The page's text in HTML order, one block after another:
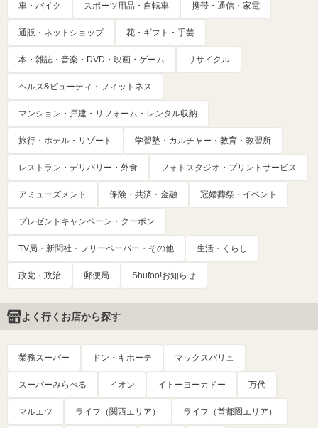
車・バイク スポーツ用品・自転車 携帯・通信・家電
通販・ネットショップ 花・ギフト・手芸
本・雑誌・音楽・DVD・映画・ゲーム リサイクル
ヘルス&ビューティ・フィットネス
マンション・戸建・リフォーム・レンタル収納
旅行・ホテル・リゾート 学習塾・カルチャー・教育・教習所
レストラン・デリバリー・外食 フォトスタジオ・プリントサービス
アミューズメント 保険・共済・金融 冠婚葬祭・イベント
プレゼントキャンペーン・クーポン
TV局・新聞社・フリーペーパー・その他 生活・くらし
政党・政治 郵便局 Shufoo!お知らせ
よく行くお店から探す
業務スーパー ドン・キホーテ マックスバリュ
スーパーみらべる イオン イトーヨーカドー 万代
マルエツ ライフ（関西エリア） ライフ（首都圏エリア）